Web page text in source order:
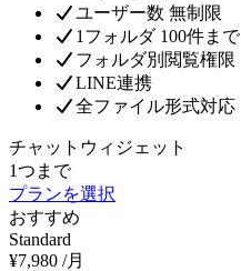
ユーザー数 無制限
1フォルダ 100件まで
フォルダ別閲覧権限
LINE連携
全ファイル形式対応
チャットウィジェット
1つまで
プランを選択
おすすめ
Standard
¥7,980 /月